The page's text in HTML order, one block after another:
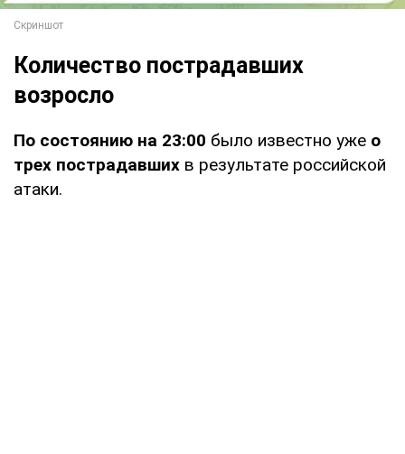
Количество пострадавших
возросло
По состоянию на 23:00 было известно уже о
трех пострадавших в результате российской
атаки.